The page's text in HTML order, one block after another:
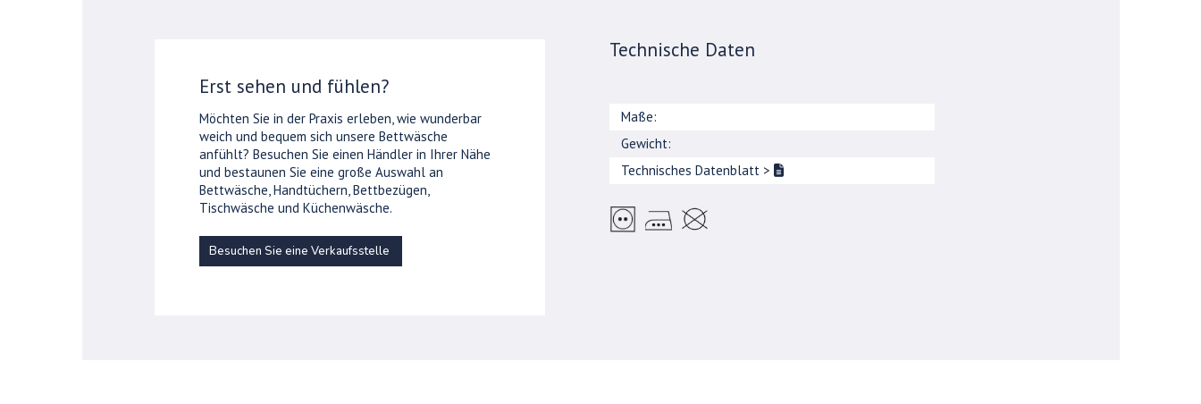
Erst sehen und fühlen?
Möchten Sie in der Praxis erleben, wie wunderbar
weich und bequem sich unsere Bettwäsche
anfühlt? Besuchen Sie einen Händler in Ihrer Nähe
und bestaunen Sie eine große Auswahl an
Bettwäsche, Handtüchern, Bettbezügen,
Tischwäsche und Küchenwäsche.
Besuchen Sie eine Verkaufsstelle
Technische Daten
Maße:
Gewicht:
Technisches Datenblatt >